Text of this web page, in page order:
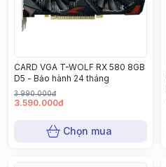
CARD VGA T-WOLF RX 580 8GB
D5 - Bảo hành 24 tháng
3.990.000đ
3.590.000đ
Chọn mua